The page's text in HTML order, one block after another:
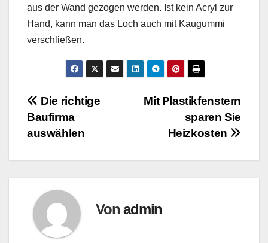
aus der Wand gezogen werden. Ist kein Acryl zur
Hand, kann man das Loch auch mit Kaugummi
verschließen.
BeitragsnavigationMit Plastikfenstern
sparen Sie
Heizkosten
Die richtige
Baufirma
auswählen
Vonadmin